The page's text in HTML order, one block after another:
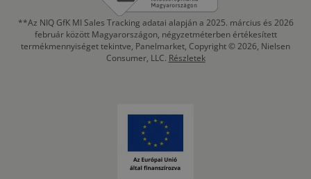
**Az NIQ GfK MI Sales Tracking adatai alapján a 2025. március és 2026
február között Magyarországon, négyzetméterben értékesített
termékmennyiséget tekintve, Panelmarket, Copyright © 2026, Nielsen
Consumer, LLC. Részletek